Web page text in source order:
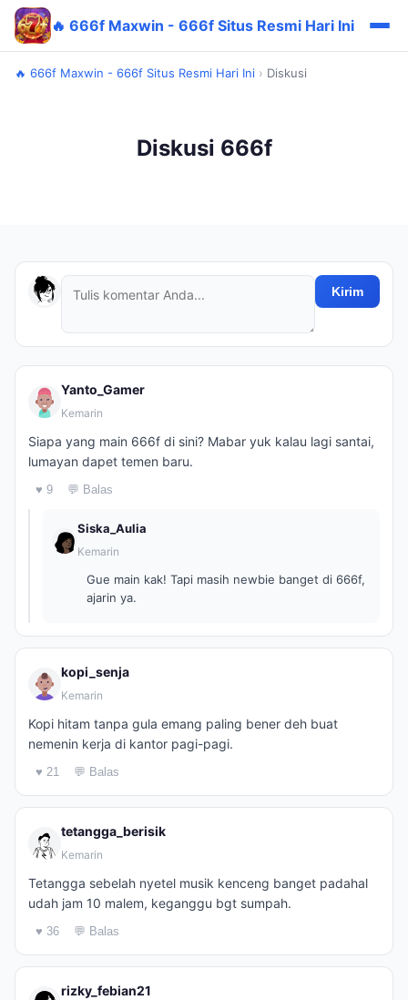
🔥 666f Maxwin - 666f Situs Resmi Hari Ini
🔥 666f Maxwin - 666f Situs Resmi Hari Ini › Diskusi
Diskusi 666f
Kirim
Yanto_Gamer
Kemarin
Siapa yang main 666f di sini? Mabar yuk kalau lagi santai,
lumayan dapet temen baru.
♥ 9 💬 Balas
Siska_Aulia
Kemarin
Gue main kak! Tapi masih newbie banget di 666f,
ajarin ya.
kopi_senja
Kemarin
Kopi hitam tanpa gula emang paling bener deh buat
nemenin kerja di kantor pagi-pagi.
♥ 21 💬 Balas
tetangga_berisik
Kemarin
Tetangga sebelah nyetel musik kenceng banget padahal
udah jam 10 malem, keganggu bgt sumpah.
♥ 36 💬 Balas
rizky_febian21